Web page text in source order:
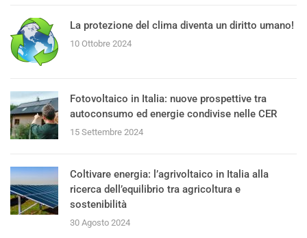
La protezione del clima diventa un diritto umano!
10 Ottobre 2024
Fotovoltaico in Italia: nuove prospettive tra
autoconsumo ed energie condivise nelle CER
15 Settembre 2024
Coltivare energia: l’agrivoltaico in Italia alla
ricerca dell’equilibrio tra agricoltura e
sostenibilità
30 Agosto 2024